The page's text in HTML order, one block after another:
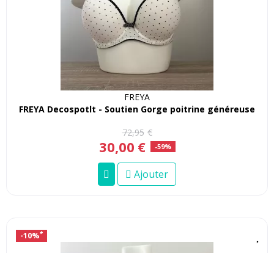
FREYA
FREYA Decospotlt - Soutien Gorge poitrine généreuse
72,95 €
30,00 € -59%
Ajouter
-10%*